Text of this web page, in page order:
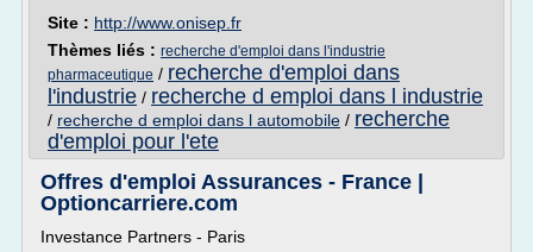
Site : http://www.onisep.fr
Thèmes liés : recherche d'emploi dans l'industrie
pharmaceutique / recherche d'emploi dans
l'industrie / recherche d emploi dans l industrie
/ recherche d emploi dans l automobile / recherche
d'emploi pour l'ete
Offres d'emploi Assurances - France |
Optioncarriere.com
Investance Partners - Paris